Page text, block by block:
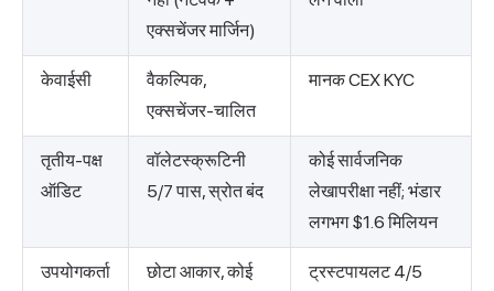
एक्सचेंजर मार्जिन)
केवाईसी
वैकल्पिक,
एक्सचेंजर-चालित
मानक CEX KYC
तृतीय-पक्ष
ऑडिट
वॉलेटस्क्रूटिनी
5/7 पास, स्रोत बंद
कोई सार्वजनिक
लेखापरीक्षा नहीं; भंडार
लगभग $1.6 मिलियन
उपयोगकर्ता
छोटा आकार, कोई
ट्रस्टपायलट 4/5